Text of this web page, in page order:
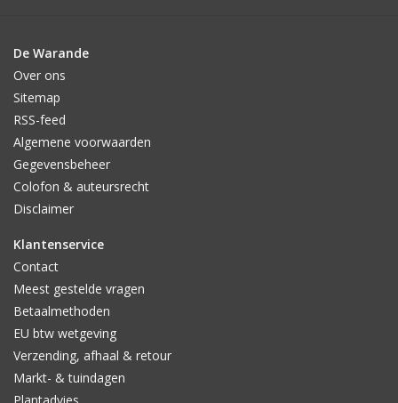
De Warande
Over ons
Sitemap
RSS-feed
Algemene voorwaarden
Gegevensbeheer
Colofon & auteursrecht
Disclaimer
Klantenservice
Contact
Meest gestelde vragen
Betaalmethoden
EU btw wetgeving
Verzending, afhaal & retour
Markt- & tuindagen